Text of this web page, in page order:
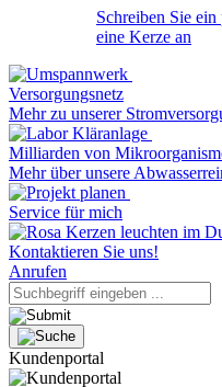
Schreiben Sie
eine Kerze an
Versorgungsnetz
Mehr zu unserer
Milliarden von
Mehr über unsere
Service für mich
Kontaktieren Sie uns!
Anrufen
Kundenportal